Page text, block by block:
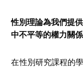
性別理論為我們提
中不平等的權力關係
在性別研究課程的